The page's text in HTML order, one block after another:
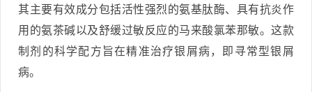
其主要有效成分包括活性强烈的氨基肽酶、具有抗炎作
用的氨茶碱以及舒缓过敏反应的马来酸氯苯那敏。这款
制剂的科学配方旨在精准治疗银屑病，即寻常型银屑
病。